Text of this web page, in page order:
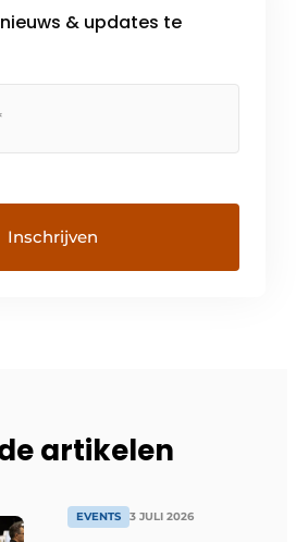
& updates te
artikelen
EVENTS 3 JULI 2026